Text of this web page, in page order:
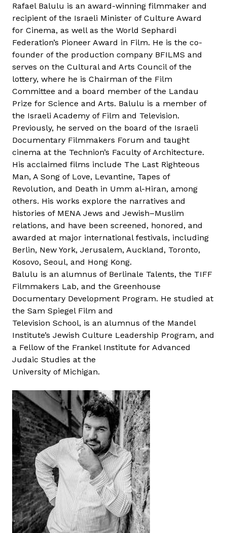
B
a
l
u
l
u
t
a
r
t
a
l
o
m
m
a
l
k
a
p
c
s
o
l
a
t
o
s
a
n
Rafael Balulu is an award-winning filmmaker and
recipient of the Israeli Minister of Culture Award
for Cinema, as well as the World Sephardi
Federation’s Pioneer Award in Film. He is the co-
founder of the production company BFILMS and
serves on the Cultural and Arts Council of the
lottery, where he is Chairman of the Film
Committee and a board member of the Landau
Prize for Science and Arts. Balulu is a member of
the Israeli Academy of Film and Television.
Previously, he served on the board of the Israeli
Documentary Filmmakers Forum and taught
cinema at the Technion’s Faculty of Architecture.
His acclaimed films include The Last Righteous
Man, A Song of Love, Levantine, Tapes of
Revolution, and Death in Umm al-Hiran, among
others. His works explore the narratives and
histories of MENA Jews and Jewish–Muslim
relations, and have been screened, honored, and
awarded at major international festivals, including
Berlin, New York, Jerusalem, Auckland, Toronto,
Kosovo, Seoul, and Hong Kong.
Balulu is an alumnus of Berlinale Talents, the TIFF
Filmmakers Lab, and the Greenhouse
Documentary Development Program. He studied at
the Sam Spiegel Film and
Television School, is an alumnus of the Mandel
Institute’s Jewish Culture Leadership Program, and
a Fellow of the Frankel Institute for Advanced
Judaic Studies at the
University of Michigan.